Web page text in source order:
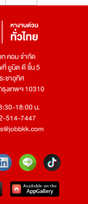
คอม จำกัด
ที่ ยูนิต ดี ชั้น 5
ชาอุทิศ
รุงเทพฯ 10310
18:00 น.
514-7447